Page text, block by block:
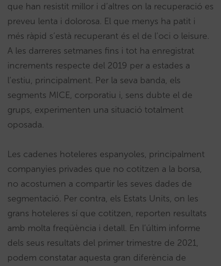
que han resistit millor i d’altres on la recuperació es
preveu lenta i dolorosa. El que menys ha patit i
més ràpid s’està recuperant és el de l’oci o leisure.
A les darreres setmanes fins i tot ha enregistrat
increments respecte del 2019 per a estades a
l’estiu, principalment. Per la seva banda, els
segments MICE, corporatiu i, sens dubte el de
grups, experimenten una situació totalment
oposada.
Les cadenes hoteleres espanyoles, principalment
companyies privades que no cotitzen a la borsa,
no acostumen a compartir les seves dades de
segmentació. Per contra, els Estats Units, on les
grans hoteleres sí que cotitzen, reporten resultats
amb molta freqüència i detall. En l’últim informe
dels seus resultats del primer trimestre de 2021,
podem constatar aquesta gran diferència de